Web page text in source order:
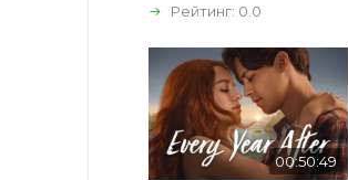
Рейтинг: 0.0
00:50:49